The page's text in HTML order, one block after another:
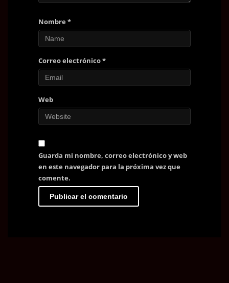
Nombre *
Correo electrónico*
Web
Guarda mi nombre, correo electrónico y web
en este navegador para la próxima vez que
comente.